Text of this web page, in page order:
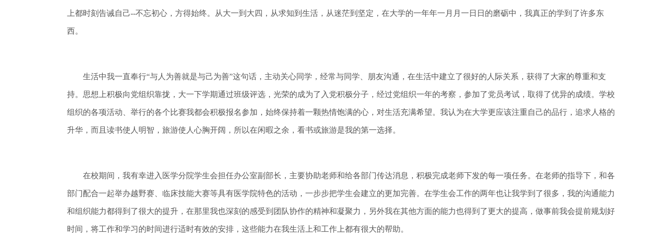
上都时刻告诫自己--不忘初心，方得始终。从大一到大四，从求知到生活，从迷茫到坚定，在大学的一年年一月月一日日的磨砺中，我真正的学到了许多东
西。
生活中我一直奉行“与人为善就是与己为善”这句话，主动关心同学，经常与同学、朋友沟通，在生活中建立了很好的人际关系，获得了大家的尊重和支
持。思想上积极向党组织靠拢，大一下学期通过班级评选，光荣的成为了入党积极分子，经过党组织一年的考察，参加了党员考试，取得了优异的成绩。学校
组织的各项活动、举行的各个比赛我都会积极报名参加，始终保持着一颗热情饱满的心，对生活充满希望。我认为在大学更应该注重自己的品行，追求人格的
升华，而且读书使人明智，旅游使人心胸开阔，所以在闲暇之余，看书或旅游是我的第一选择。
在校期间，我有幸进入医学分院学生会担任办公室副部长，主要协助老师和给各部门传达消息，积极完成老师下发的每一项任务。在老师的指导下，和各
部门配合一起举办越野赛、临床技能大赛等具有医学院特色的活动，一步步把学生会建立的更加完善。在学生会工作的两年也让我学到了很多，我的沟通能力
和组织能力都得到了很大的提升，在那里我也深刻的感受到团队协作的精神和凝聚力，另外我在其他方面的能力也得到了更大的提高，做事前我会提前规划好
时间，将工作和学习的时间进行适时有效的安排，这些能力在我生活上和工作上都有很大的帮助。